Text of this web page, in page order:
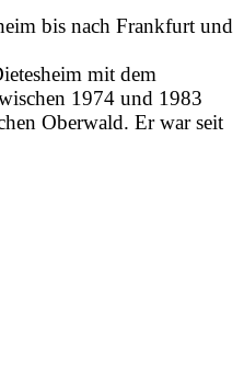
bis nach Frankfurt und
mit dem
1974 und 1983
Oberwald. Er war seit